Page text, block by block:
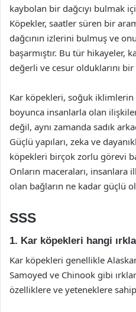
kaybolan bir dağcıyı bulmak
Köpekler, saatler süren bir
dağcının izlerini bulmuş ve
başarmıştır. Bu tür hikayeler,
değerli ve cesur olduklarını bir
Kar köpekleri, soğuk iklimlerin
boyunca insanlarla olan
değil, aynı zamanda sadık
Güçlü yapıları, zeka ve
köpekleri birçok zorlu görevi
Onların maceraları,
olan bağların ne kadar güçlü
SSS
1. Kar köpekleri hangi
Kar köpekleri genellikle
Samoyed ve Chinook gibi
özelliklere ve yeteneklere